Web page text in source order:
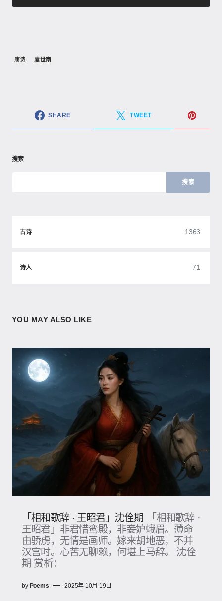
唐诗 虞世南
SHARE TWEET
搜索
搜索
古诗 1363
诗人 71
YOU MAY ALSO LIKE
「相和歌辞 · 王昭君」沈佺期
「相和歌辞 ·
王昭君」非君惜鸾殿，非妾妒蛾眉。薄命
由骄虏，无情是画师。嫁来胡地恶，不并
汉宫时。心苦无聊赖，何堪上马辞。 沈佺
期 赏析：
by Poems 2025年 10月 19日